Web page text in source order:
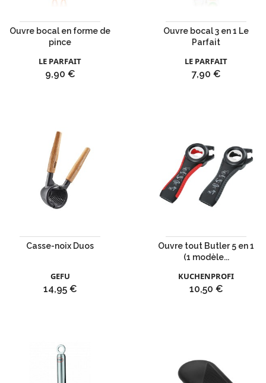
Ouvre bocal en forme de
pince
LE PARFAIT
Prix
9,90 €
Ouvre bocal 3 en 1 Le
Parfait
LE PARFAIT
Prix
7,90 €
Casse-noix Duos
GEFU
Prix
14,95 €
Ouvre tout Butler 5 en 1
(1 modèle...
KUCHENPROFI
Prix
10,50 €